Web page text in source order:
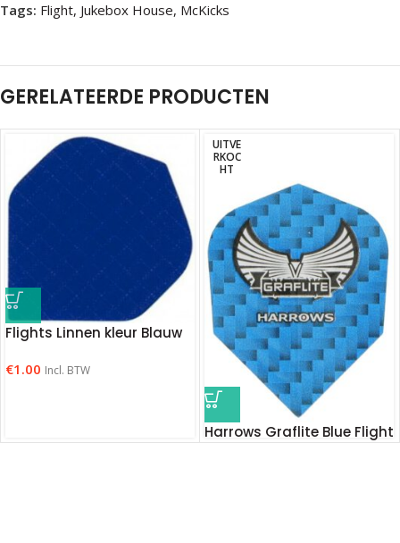
Tags: Flight, Jukebox House, McKicks
GERELATEERDE PRODUCTEN
Flights Linnen kleur Blauw
€1.00 Incl. BTW
UITVE
RKOC
HT
Harrows Graflite Blue Flight